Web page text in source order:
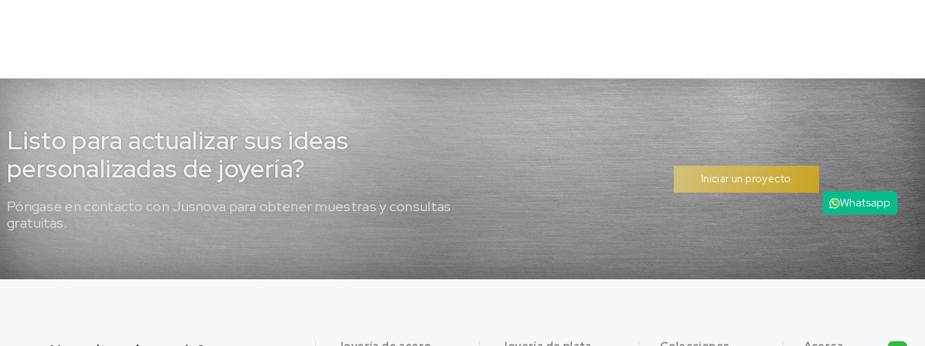
Listo para actualizar sus ideas
personalizadas de joyería?
Póngase en contacto con Jusnova para obtener muestras y consultas
gratuitas.
Iniciar un proyecto
Whatsapp